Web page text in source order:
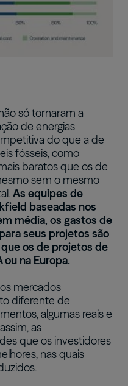
só tornaram a
de energias
do que a de
fósseis, como
baratos que os de
sem o mesmo
As equipes de
baseadas nos
média, os gastos de
seus projetos são
os de projetos de
na Europa.
mercados
diferente de
algumas reais e
as
que os investidores
nas quais